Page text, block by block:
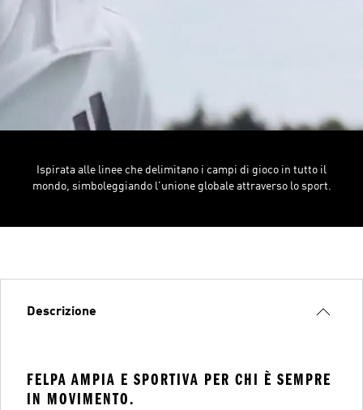
Ispirata alle linee che delimitano i campi di gioco in tutto il
mondo, simboleggiando l'unione globale attraverso lo sport.
Descrizione
FELPA AMPIA E SPORTIVA PER CHI È SEMPRE
IN MOVIMENTO.